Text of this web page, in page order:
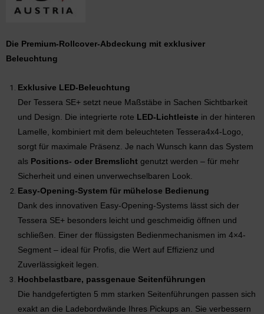
Die Premium-Rollcover-Abdeckung mit exklusiver
Beleuchtung
Exklusive LED-Beleuchtung
Der Tessera SE+ setzt neue Maßstäbe in Sachen Sichtbarkeit
und Design. Die integrierte rote LED-Lichtleiste in der hinteren
Lamelle, kombiniert mit dem beleuchteten Tessera4x4-Logo,
sorgt für maximale Präsenz. Je nach Wunsch kann das System
als Positions- oder Bremslicht genutzt werden – für mehr
Sicherheit und einen unverwechselbaren Look.
Easy-Opening-System für mühelose Bedienung
Dank des innovativen Easy-Opening-Systems lässt sich der
Tessera SE+ besonders leicht und geschmeidig öffnen und
schließen. Einer der flüssigsten Bedienmechanismen im 4×4-
Segment – ideal für Profis, die Wert auf Effizienz und
Zuverlässigkeit legen.
Hochbelastbare, passgenaue Seitenführungen
Die handgefertigten 5 mm starken Seitenführungen passen sich
exakt an die Ladebordwände Ihres Pickups an. Sie verbessern